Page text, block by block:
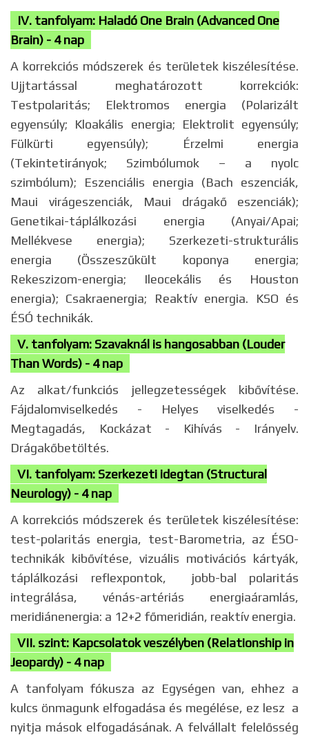
IV. tanfolyam: Haladó One Brain (Advanced One
Brain) - 4 nap
A korrekciós módszerek és területek kiszélesítése.
Ujjtartással meghatározott korrekciók:
Testpolaritás; Elektromos energia (Polarizált
egyensúly; Kloakális energia; Elektrolit egyensúly;
Fülkürti egyensúly); Érzelmi energia
(Tekintetirányok; Szimbólumok – a nyolc
szimbólum); Eszenciális energia (Bach eszenciák,
Maui virágeszenciák, Maui drágakő eszenciák);
Genetikai-táplálkozási energia (Anyai/Apai;
Mellékvese energia); Szerkezeti-strukturális
energia (Összeszűkült koponya energia;
Rekeszizom-energia; Ileocekális és Houston
energia); Csakraenergia; Reaktív energia. KSO és
ÉSÓ technikák.
V. tanfolyam: Szavaknál is hangosabban (Louder
Than Words) - 4 nap
Az alkat/funkciós jellegzetességek kibővítése.
Fájdalomviselkedés - Helyes viselkedés -
Megtagadás, Kockázat - Kihívás - Irányelv.
Drágakőbetöltés.
VI. tanfolyam: Szerkezeti idegtan (Structural
Neurology) - 4 nap
A korrekciós módszerek és területek kiszélesítése:
test-polaritás energia, test-Barometria, az ÉSO-
technikák kibővítése, vizuális motivációs kártyák,
táplálkozási reflexpontok, jobb-bal polaritás
integrálása, vénás-artériás energiaáramlás,
meridiánenergia: a 12+2 főmeridián, reaktív energia.
VII. szint: Kapcsolatok veszélyben (Relationship in
Jeopardy) - 4 nap
A tanfolyam fókusza az Egységen van, ehhez a
kulcs önmagunk elfogadása és megélése, ez lesz a
nyitja mások elfogadásának. A felvállalt felelősség